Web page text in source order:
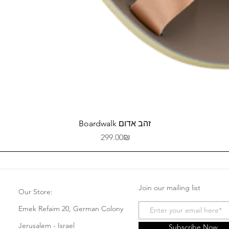
Quick ViewBoardwalk זהב אדום
Price
‏299.00 ‏₪
Our Store:
Emek Refaim 20, German Colony
Jerusalem - Israel
Join our mailing list
Subscribe Now